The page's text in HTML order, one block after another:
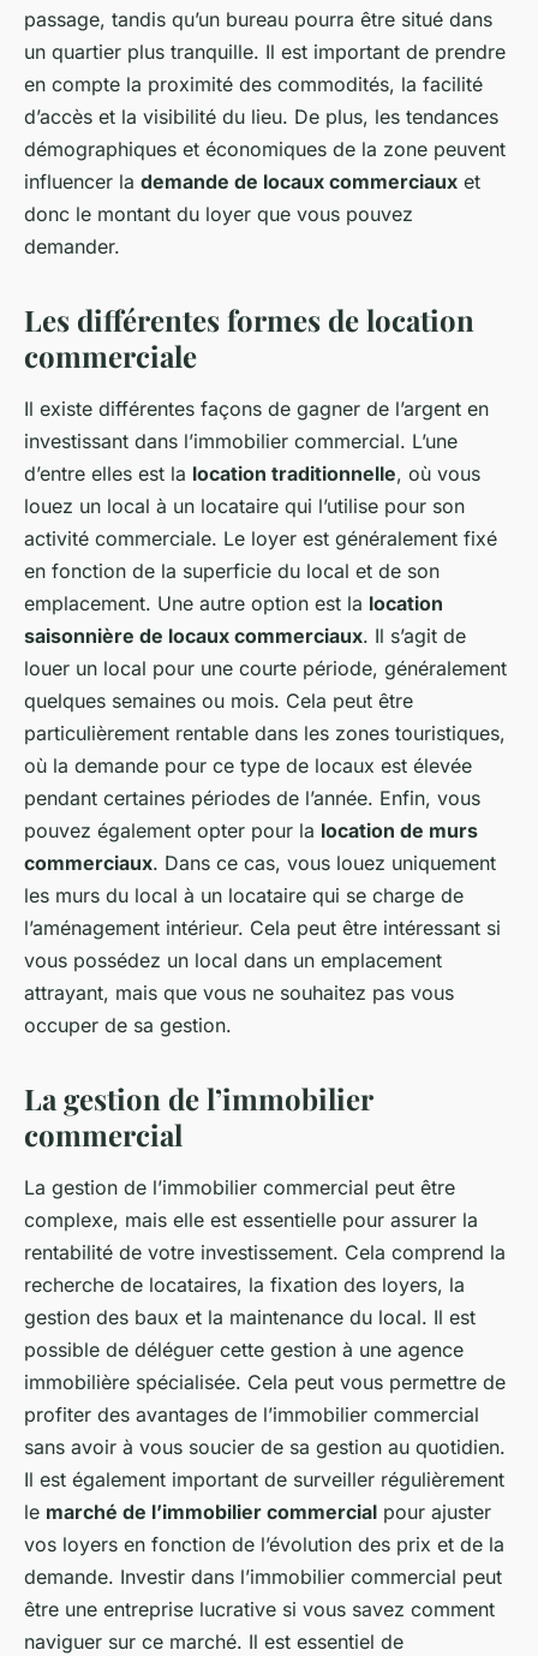
passage, tandis qu’un bureau pourra être situé dans
un quartier plus tranquille. Il est important de prendre
en compte la proximité des commodités, la facilité
d’accès et la visibilité du lieu. De plus, les tendances
démographiques et économiques de la zone peuvent
influencer la demande de locaux commerciaux et
donc le montant du loyer que vous pouvez
demander.
Les différentes formes de location
commerciale
Il existe différentes façons de gagner de l’argent en
investissant dans l’immobilier commercial. L’une
d’entre elles est la location traditionnelle, où vous
louez un local à un locataire qui l’utilise pour son
activité commerciale. Le loyer est généralement fixé
en fonction de la superficie du local et de son
emplacement. Une autre option est la location
saisonnière de locaux commerciaux. Il s’agit de
louer un local pour une courte période, généralement
quelques semaines ou mois. Cela peut être
particulièrement rentable dans les zones touristiques,
où la demande pour ce type de locaux est élevée
pendant certaines périodes de l’année. Enfin, vous
pouvez également opter pour la location de murs
commerciaux. Dans ce cas, vous louez uniquement
les murs du local à un locataire qui se charge de
l’aménagement intérieur. Cela peut être intéressant si
vous possédez un local dans un emplacement
attrayant, mais que vous ne souhaitez pas vous
occuper de sa gestion.
La gestion de l’immobilier
commercial
La gestion de l’immobilier commercial peut être
complexe, mais elle est essentielle pour assurer la
rentabilité de votre investissement. Cela comprend la
recherche de locataires, la fixation des loyers, la
gestion des baux et la maintenance du local. Il est
possible de déléguer cette gestion à une agence
immobilière spécialisée. Cela peut vous permettre de
profiter des avantages de l’immobilier commercial
sans avoir à vous soucier de sa gestion au quotidien.
Il est également important de surveiller régulièrement
le marché de l’immobilier commercial pour ajuster
vos loyers en fonction de l’évolution des prix et de la
demande. Investir dans l’immobilier commercial peut
être une entreprise lucrative si vous savez comment
naviguer sur ce marché. Il est essentiel de